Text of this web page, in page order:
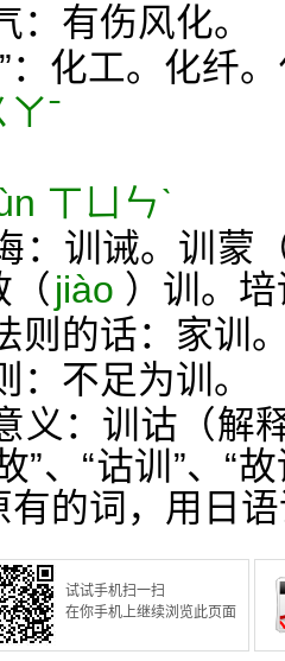
有伤风化。
化工。化纤
ˉ
ㄒㄩㄣˋ
：训诫。训蒙
（ jiào ）训。
则的话：家训
不足为训。
义：训诂（解
”、“诂训”、“
有的词，用日
试试手机扫一扫
在你手机上继续浏览此页面